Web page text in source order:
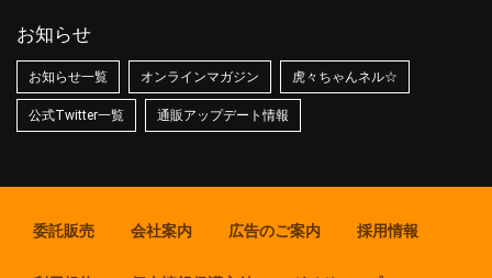
お知らせ
お知らせ一覧 オンラインマガジン 虎々ちゃんネル☆
公式Twitter一覧 通販アップデート情報
委託販売 会社案内 広告のご案内 採用情報